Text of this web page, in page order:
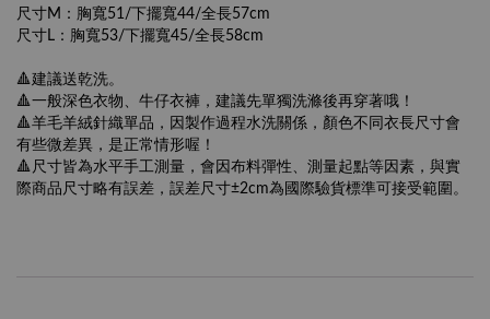
尺寸M：胸寬51/下擺寬44/全長57cm
尺寸L：胸寬53/下擺寬45/全長58cm
🔺建議送乾洗。
🔺一般深色衣物、牛仔衣褲，建議先單獨洗滌後再穿著哦！
🔺羊毛羊絨針織單品，因製作過程水洗關係，顏色不同衣長尺寸會
有些微差異，是正常情形喔！
🔺尺寸皆為水平手工測量，會因布料彈性、測量起點等因素，與實
際商品尺寸略有誤差，誤差尺寸±2cm為國際驗貨標準可接受範圍。